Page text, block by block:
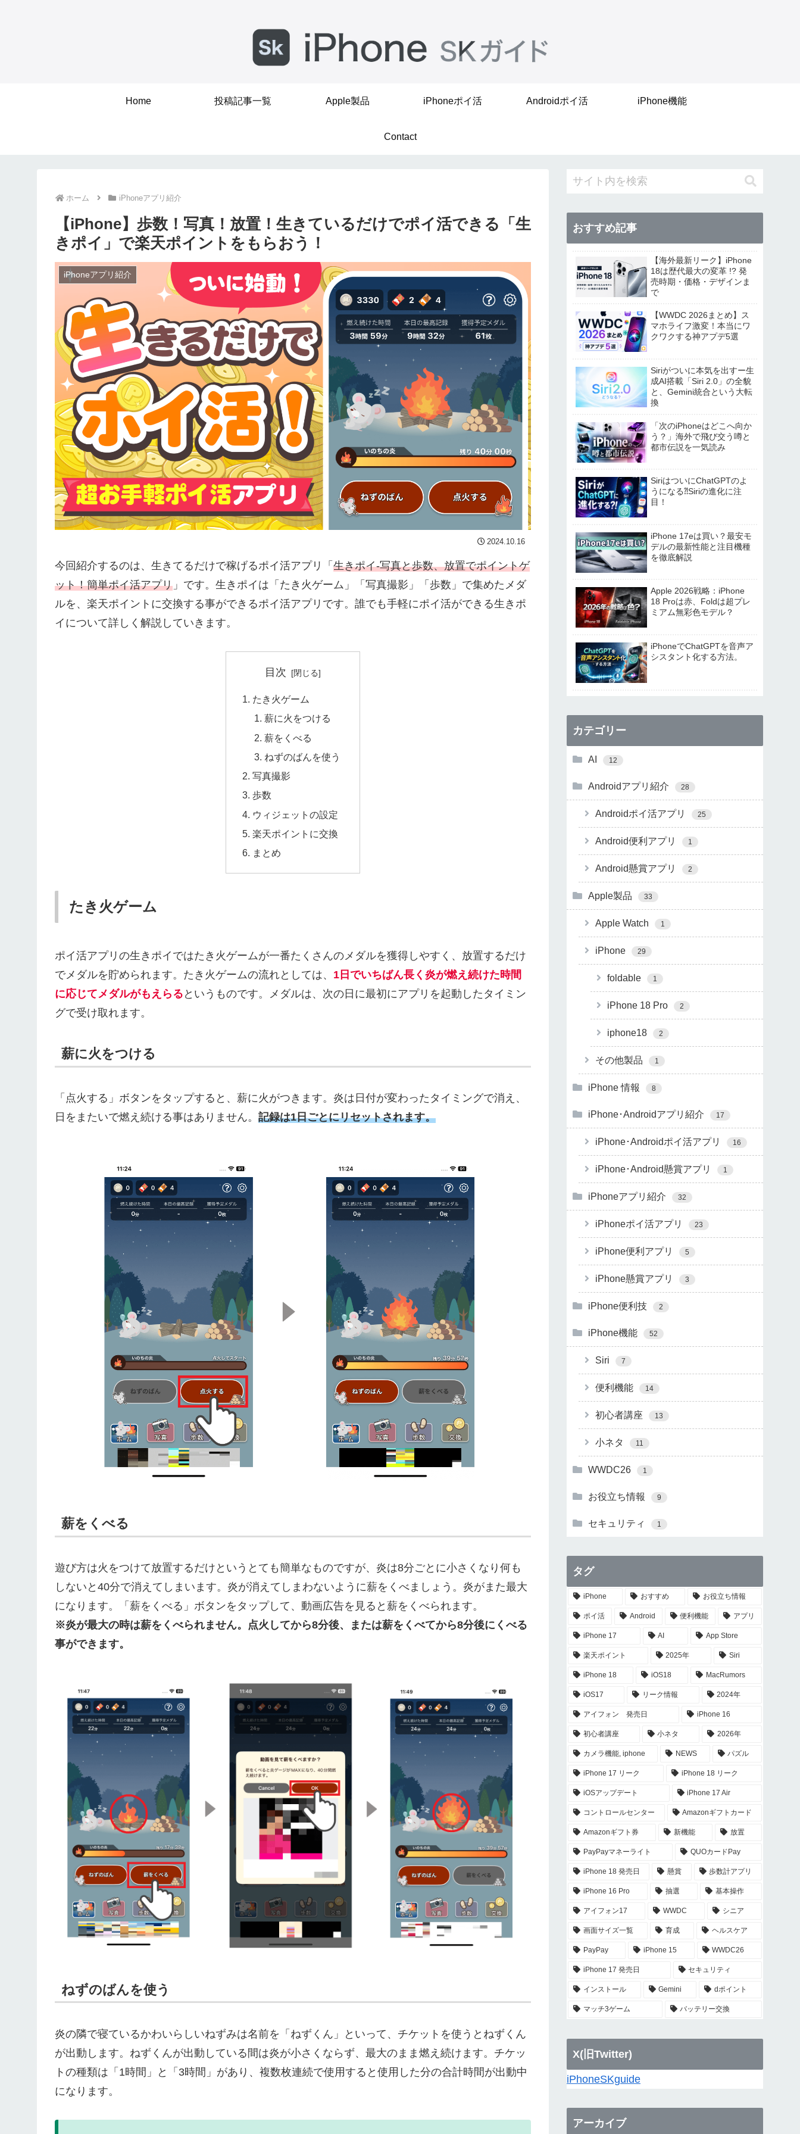
Home 投稿記事一覧 Apple製品 iPhoneポイ活 Androidポイ活 iPhone機能
Contact
ホーム iPhoneアプリ紹介
【iPhone】歩数！写真！放置！生きているだけでポイ活できる「生
きポイ」で楽天ポイントをもらおう！
iPhoneアプリ紹介
2024.10.16
今回紹介するのは、生きてるだけで稼げるポイ活アプリ「 生きポイ-写真と歩数、放置でポイントゲ
ット！簡単ポイ活アプリ 」です。生きポイは「たき火ゲーム」「写真撮影」「歩数」で集めたメダ
ルを、楽天ポイントに交換する事ができるポイ活アプリです。誰でも手軽にポイ活ができる生きポ
イについて詳しく解説していきます。
目次
たき火ゲーム
薪に火をつける
薪をくべる
ねずのばんを使う
写真撮影
歩数
ウィジェットの設定
楽天ポイントに交換
まとめ
たき火ゲーム
ポイ活アプリの生きポイではたき火ゲームが一番たくさんのメダルを獲得しやすく、放置するだけ
でメダルを貯められます。たき火ゲームの流れとしては、 1日でいちばん長く炎が燃え続けた時間
に応じてメダルがもえらる というものです。メダルは、次の日に最初にアプリを起動したタイミン
グで受け取れます。
薪に火をつける
「点火する」ボタンをタップすると、薪に火がつきます。炎は日付が変わったタイミングで消え、
日をまたいで燃え続ける事はありません。 記録は1日ごとにリセットされます。
薪をくべる
遊び方は火をつけて放置するだけというとても簡単なものですが、炎は8分ごとに小さくなり何も
しないと40分で消えてしまいます。炎が消えてしまわないように薪をくべましょう。炎がまた最大
になります。「薪をくべる」ボタンをタップして、動画広告を見ると薪をくべられます。
※炎が最大の時は薪をくべられません。点火してから8分後、または薪をくべてから8分後にくべる
事ができます。
ねずのばんを使う
炎の隣で寝ているかわいらしいねずみは名前を「ねずくん」といって、チケットを使うとねずくん
が出動します。ねずくんが出動している間は炎が小さくならず、最大のまま燃え続けます。チケッ
トの種類は「1時間」と「3時間」があり、複数枚連続で使用すると使用した分の合計時間が出動中
になります。
おすすめ記事
【海外最新リーク】iPhone
18は歴代最大の変革 !? 発
売時期・価格・デザインま
で
【WWDC 2026まとめ】ス
マホライフ激変！本当にワ
クワクする神アプデ5選
Siriがついに本気を出すー生
成AI搭載「Siri 2.0」の全貌
と、Gemini統合という大転
換
「次のiPhoneはどこへ向か
う？」海外で飛び交う噂と
都市伝説を一気読み
SiriはついにChatGPTのよ
うになる⁈Siriの進化に注
目！
iPhone 17eは買い？最安モ
デルの最新性能と注目機種
を徹底解説
Apple 2026戦略：iPhone
18 Proは赤、Foldは超プレ
ミアム無彩色モデル？
iPhoneでChatGPTを音声ア
シスタント化する方法。
カテゴリー
AI 12
Androidアプリ紹介 28
Androidポイ活アプリ 25
Android便利アプリ 1
Android懸賞アプリ 2
Apple製品 33
Apple Watch 1
iPhone 29
foldable 1
iPhone 18 Pro 2
iphone18 2
その他製品 1
iPhone 情報 8
iPhone･Androidアプリ紹介 17
iPhone･Androidポイ活アプリ 16
iPhone･Android懸賞アプリ 1
iPhoneアプリ紹介 32
iPhoneポイ活アプリ 23
iPhone便利アプリ 5
iPhone懸賞アプリ 3
iPhone便利技 2
iPhone機能 52
Siri 7
便利機能 14
初心者講座 13
小ネタ 11
WWDC26 1
お役立ち情報 9
セキュリティ 1
タグ
iPhone おすすめ お役立ち情報
ポイ活 Android 便利機能 アプリ
iPhone 17 AI App Store
楽天ポイント 2025年 Siri
iPhone 18 iOS18 MacRumors
iOS17 リーク情報 2024年
アイフォン 発売日 iPhone 16
初心者講座 小ネタ 2026年
カメラ機能, iphone NEWS パズル
iPhone 17 リーク iPhone 18 リーク
iOSアップデート iPhone 17 Air
コントロールセンター Amazonギフトカード
Amazonギフト券 新機能 放置
PayPayマネーライト QUOカードPay
iPhone 18 発売日 懸賞 歩数計アプリ
iPhone 16 Pro 抽選 基本操作
アイフォン17 WWDC シニア
画面サイズ一覧 育成 ヘルスケア
PayPay iPhone 15 WWDC26
iPhone 17 発売日 セキュリティ
インストール Gemini dポイント
マッチ3ゲーム バッテリー交換
X(旧Twitter)
iPhoneSKguide
アーカイブ